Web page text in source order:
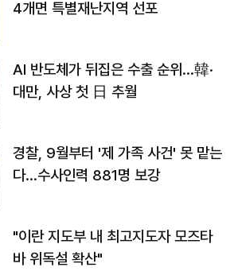
4개면 특별재난지역 선포
AI 반도체가 뒤집은 수출 순위…韓·
대만, 사상 첫 日 추월
경찰, 9월부터 '제 가족 사건' 못 맡는
다…수사인력 881명 보강
"이란 지도부 내 최고지도자 모즈타
바 위독설 확산"